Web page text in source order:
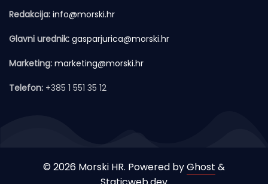
Redakcija: info@morski.hr
Glavni urednik: gasparjurica@morski.hr
Marketing: marketing@morski.hr
Telefon: +385 1 551 35 12
© 2026 Morski HR. Powered byGhost &